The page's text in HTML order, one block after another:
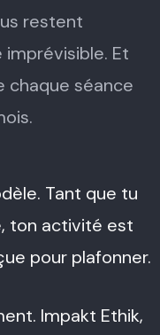
restent
imprévisible. Et
chaque séance
Tant que tu
ton activité est
pour plafonner.
Impakt Ethik,